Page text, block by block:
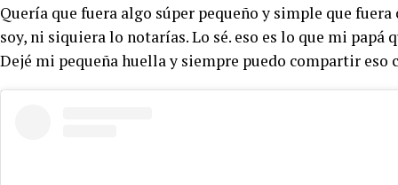
Quería que fuera algo súper pequeño y simple que
soy, ni siquiera lo notarías. Lo sé. eso es lo que mi
Dejé mi pequeña huella y siempre puedo compartir eso